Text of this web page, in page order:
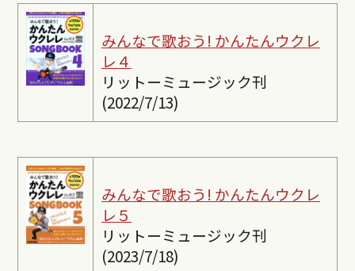
みんなで歌おう! かんたんウクレ
レ４
リットーミュージック刊
(2022/7/13)
みんなで歌おう! かんたんウクレ
レ５
リットーミュージック刊
(2023/7/18)